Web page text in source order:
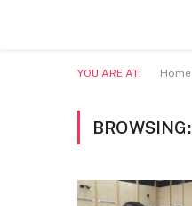
YOU ARE AT: Home
BROWSING: